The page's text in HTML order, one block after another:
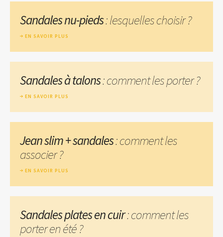
Sandales nu-pieds: lesquelles choisir ?
EN SAVOIR PLUS
Sandales à talons: comment les porter ?
EN SAVOIR PLUS
Jean slim + sandales: comment les
associer ?
EN SAVOIR PLUS
Sandales plates en cuir: comment les
porter en été ?